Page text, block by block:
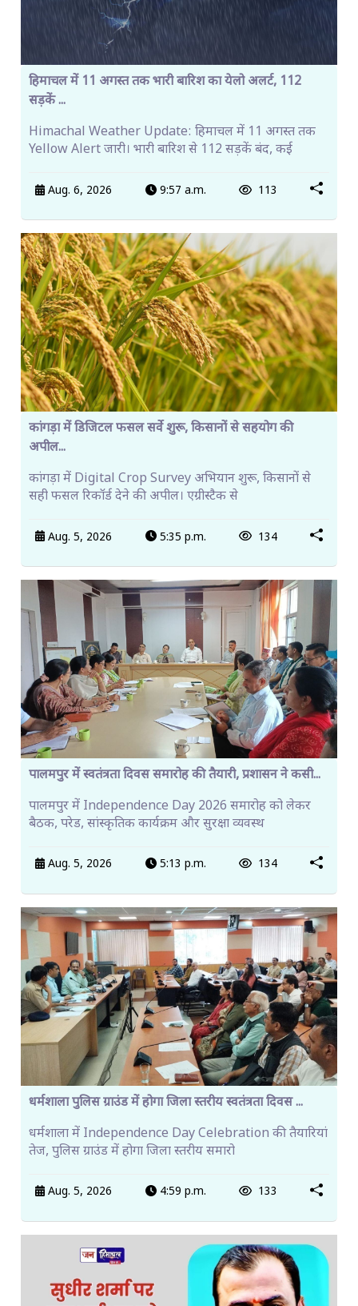
हिमाचल में 11 अगस्त तक भारी बारिश का येलो अलर्ट, 112
सड़कें ...
Himachal Weather Update: हिमाचल में 11 अगस्त तक
Yellow Alert जारी। भारी बारिश से 112 सड़कें बंद, कई
Aug. 6, 2026 9:57 a.m. 113
कांगड़ा में डिजिटल फसल सर्वे शुरू, किसानों से सहयोग की
अपील...
कांगड़ा में Digital Crop Survey अभियान शुरू, किसानों से
सही फसल रिकॉर्ड देने की अपील। एग्रीस्टैक से
Aug. 5, 2026 5:35 p.m. 134
पालमपुर में स्वतंत्रता दिवस समारोह की तैयारी, प्रशासन ने कसी...
पालमपुर में Independence Day 2026 समारोह को लेकर
बैठक, परेड, सांस्कृतिक कार्यक्रम और सुरक्षा व्यवस्थ
Aug. 5, 2026 5:13 p.m. 134
धर्मशाला पुलिस ग्राउंड में होगा जिला स्तरीय स्वतंत्रता दिवस ...
धर्मशाला में Independence Day Celebration की तैयारियां
तेज, पुलिस ग्राउंड में होगा जिला स्तरीय समारो
Aug. 5, 2026 4:59 p.m. 133